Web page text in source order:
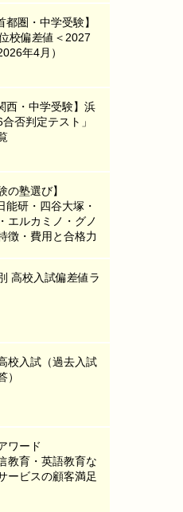
都圏・中学受験】
校偏差値＜2027
年4月）
西・中学受験】浜
否判定テスト」
の塾選び】
能研・四谷大塚・
エルカミノ・グノ
徴・費用と合格力
高校入試偏差値ラ
校入試（過去入試
）
ワード
教育・英語教育な
ービスの顧客満足